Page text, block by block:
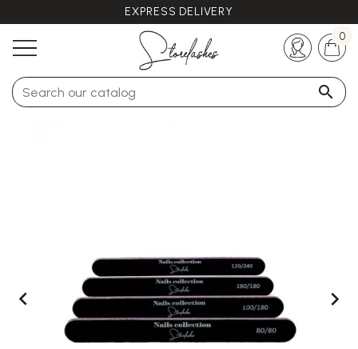
EXPRESS DELIVERY
Any questions ?
+33 (0)5 57 21 62 94

0
 